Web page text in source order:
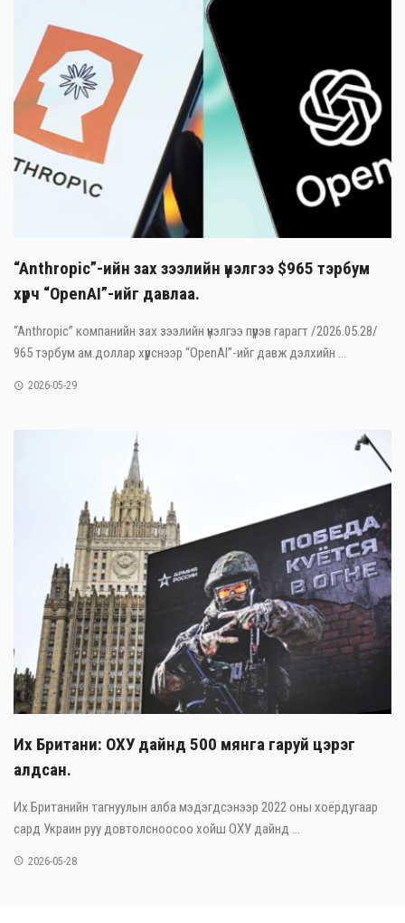
“Anthropic”-ийн зах зээлийн үнэлгээ $965 тэрбум
хүрч “OpenAI”-ийг давлаа.
“Anthropic” компанийн зах зээлийн үнэлгээ пүрэв гарагт /2026.05.28/
965 тэрбум ам.доллар хүрснээр “OpenAI”-ийг давж дэлхийн ...
2026-05-29
Их Британи: ОХУ дайнд 500 мянга гаруй цэрэг
алдсан.
Их Британийн тагнуулын алба мэдэгдсэнээр 2022 оны хоёрдугаар
сард Украин руу довтолсноосоо хойш ОХУ дайнд ...
2026-05-28